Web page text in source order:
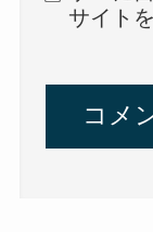
サイト